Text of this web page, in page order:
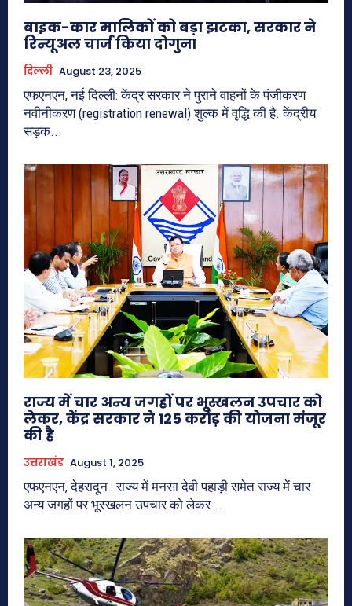
बाइक-कार मालिकों को बड़ा झटका, सरकार ने
रिन्यूअल चार्ज किया दोगुना
दिल्ली August 23, 2025
एफएनएन, नई दिल्ली: केंद्र सरकार ने पुराने वाहनों के पंजीकरण
नवीनीकरण (registration renewal) शुल्क में वृद्धि की है. केंद्रीय
सड़क...
राज्य में चार अन्य जगहों पर भूस्खलन उपचार को
लेकर, केंद्र सरकार ने 125 करोड़ की योजना मंजूर
की है
उत्तराखंड August 1, 2025
एफएनएन, देहरादून : राज्य में मनसा देवी पहाड़ी समेत राज्य में चार
अन्य जगहों पर भूस्खलन उपचार को लेकर...